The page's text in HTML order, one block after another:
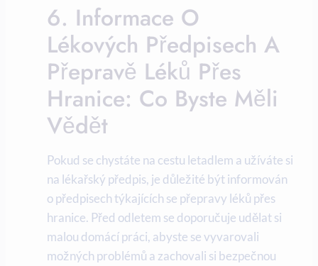
6. Informace O
Lékových Předpisech A
Přepravě Léků Přes
Hranice: Co Byste Měli
Vědět
Pokud se chystáte na cestu letadlem a užíváte si
na lékařský předpis, je důležité být informován
o předpisech týkajících se přepravy léků přes
hranice. Před odletem se doporučuje udělat si
malou domácí práci, abyste se vyvarovali
možných problémů a zachovali si bezpečnou